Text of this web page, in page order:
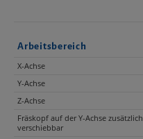
Arbeitsbereich
X-Achse
Y-Achse
Z-Achse
Fräskopf auf der Y-Achse zusätzlich
verschiebbar